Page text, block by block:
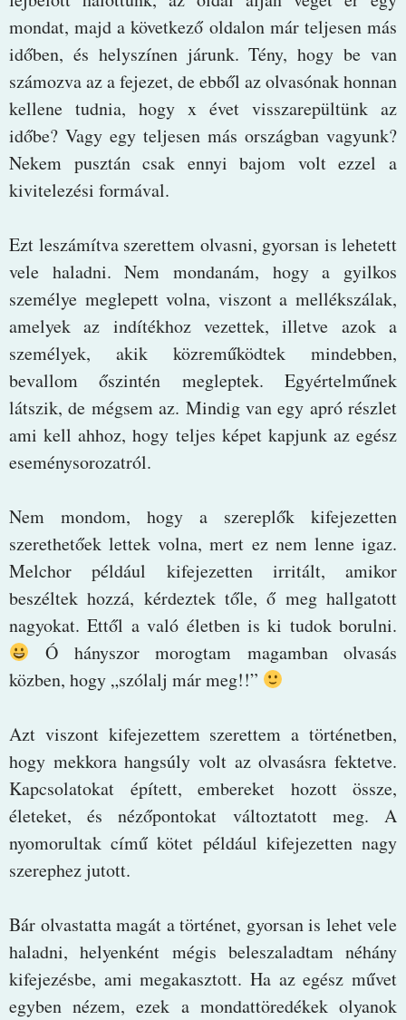
mondat, majd a következő oldalon már teljesen más
időben, és helyszínen járunk. Tény, hogy be van
számozva az a fejezet, de ebből az olvasónak honnan
kellene tudnia, hogy x évet visszarepültünk az
időbe? Vagy egy teljesen más országban vagyunk?
Nekem pusztán csak ennyi bajom volt ezzel a
kivitelezési formával.
Ezt leszámítva szerettem olvasni, gyorsan is lehetett
vele haladni. Nem mondanám, hogy a gyilkos
személye meglepett volna, viszont a mellékszálak,
amelyek az indítékhoz vezettek, illetve azok a
személyek, akik közreműködtek mindebben,
bevallom őszintén megleptek. Egyértelműnek
látszik, de mégsem az. Mindig van egy apró részlet
ami kell ahhoz, hogy teljes képet kapjunk az egész
eseménysorozatról.
Nem mondom, hogy a szereplők kifejezetten
szerethetőek lettek volna, mert ez nem lenne igaz.
Melchor például kifejezetten irritált, amikor
beszéltek hozzá, kérdeztek tőle, ő meg hallgatott
nagyokat. Ettől a való életben is ki tudok borulni.
Ó hányszor morogtam magamban olvasás
közben, hogy „szólalj már meg!!”
Azt viszont kifejezettem szerettem a történetben,
hogy mekkora hangsúly volt az olvasásra fektetve.
Kapcsolatokat épített, embereket hozott össze,
életeket, és nézőpontokat változtatott meg. A
nyomorultak című kötet például kifejezetten nagy
szerephez jutott.
Bár olvastatta magát a történet, gyorsan is lehet vele
haladni, helyenként mégis beleszaladtam néhány
kifejezésbe, ami megakasztott. Ha az egész művet
egyben nézem, ezek a mondattöredékek olyanok